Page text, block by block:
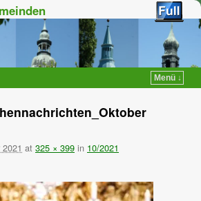
Menü ↓
at 325 × 399 in 10/2021